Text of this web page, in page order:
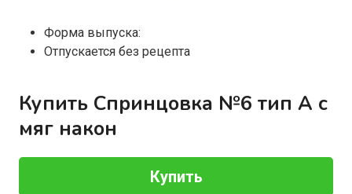
Форма выпуска:
Отпускается без рецепта
Купить Спринцовка №6 тип А с
мяг након
Купить